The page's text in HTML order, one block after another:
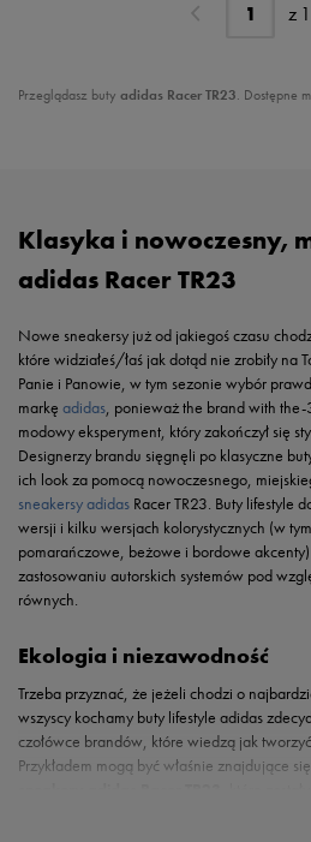
z 1
Przeglądasz buty adidas Racer TR23. Dostępne
Klasyka i nowoczesny,
adidas Racer TR23
Nowe sneakersy już od jakiegoś czasu
które widziałeś/łaś jak dotąd nie zrobiły na
Panie i Panowie, w tym sezonie wybór
markę adidas, ponieważ the brand with the-
modowy eksperyment, który zakończył się
Designerzy brandu sięgnęli po klasyczne
ich look za pomocą nowoczesnego,
sneakersy adidas Racer TR23. Buty lifestyle
wersji i kilku wersjach kolorystycznych (w
pomarańczowe, beżowe i bordowe
zastosowaniu autorskich systemów pod
równych.
Ekologia i niezawodność
Trzeba przyznać, że jeżeli chodzi o
wszyscy kochamy buty lifestyle adidas
czołówce brandów, które wiedzą jak
Przykładem mogą być właśnie znajdujące
ale też nie przyczyniały się do